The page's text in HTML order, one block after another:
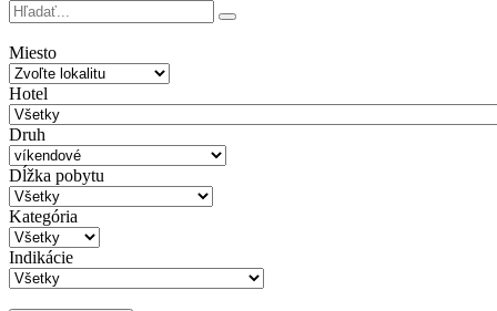
Miesto
Hotel
Druh
Dĺžka pobytu
Kategória
Indikácie